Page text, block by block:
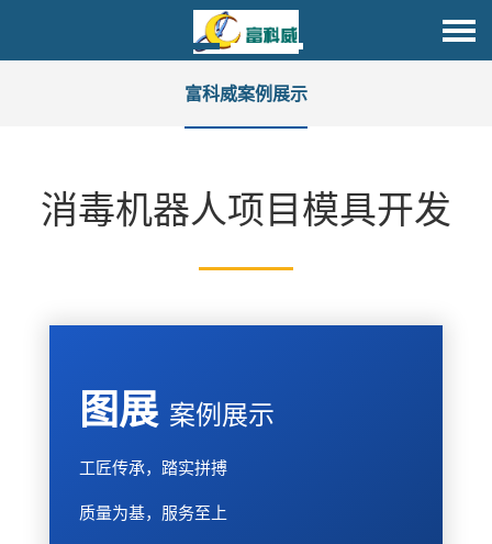
富科威案例展示
消毒机器人项目模具开发
图展 案例展示
工匠传承，踏实拼搏
质量为基，服务至上